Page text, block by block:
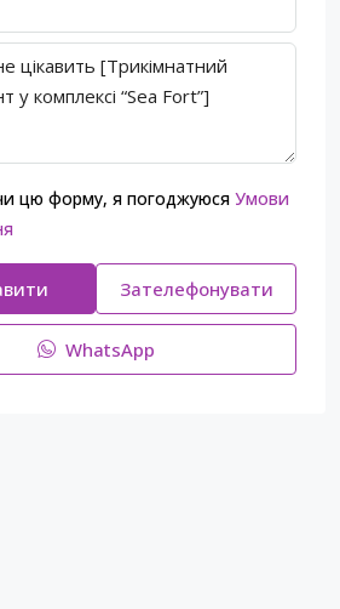
цю форму, я погоджуюся Умови
Зателефонувати
WhatsApp